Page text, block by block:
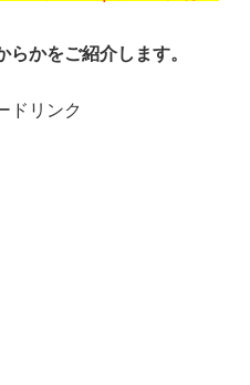
かをご紹介します。
ドリンク